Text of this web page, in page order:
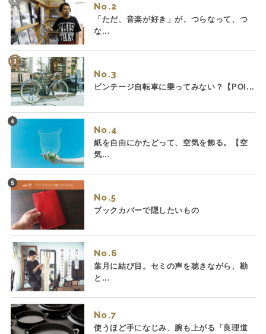
No.
「ただ、音楽が好き」が、つらなって、つ
な...
No.
ビンテージ自転車に乗ってみない？【POI...
No.
紙を自由にかたどって、空気を飾る。【空
気...
No.
ブックカバーで隠したいもの
No.
葉月に結び目。セミの声を聴きながら、勘
と...
No.
使うほど手になじみ、腕も上がる「良理道